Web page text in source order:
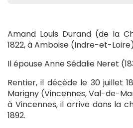
Amand Louis Durand (de la
1822, à Amboise (Indre-et-
Il épouse Anne Sédalie Neret
Rentier, il décède le 30 juillet
Marigny (Vincennes, Val-de-
à Vincennes, il arrive dans la
1892.